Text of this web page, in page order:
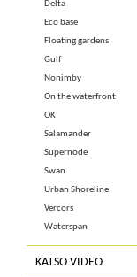
Delta
Eco base
Floating gardens
Gulf
Nonimby
On the waterfront
OK
Salamander
Supernode
Swan
Urban Shoreline
Vercors
Waterspan
KATSO VIDEO